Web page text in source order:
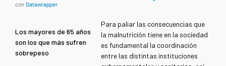
Los mayores de 65 años
son los que más sufren
sobrepeso
Para paliar las consecuencias que
la malnutrición tiene en la sociedad
es fundamental la coordinación
entre las distintas instituciones